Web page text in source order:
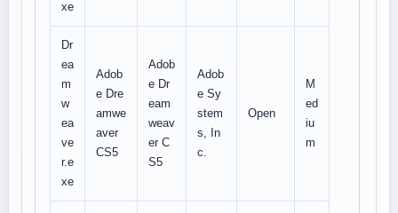
xe
Dr
ea
m
w
ea
ve
r.e
xe
Adob
e Dre
amwe
aver
CS5
Adob
e Dr
eam
weav
er C
S5
Adob
e Sy
stem
s, In
c.
Open
M
ed
iu
m